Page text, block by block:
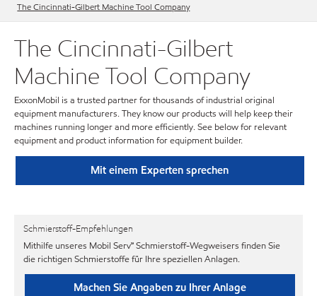
The Cincinnati-Gilbert Machine Tool Company
The Cincinnati-Gilbert
Machine Tool Company
ExxonMobil is a trusted partner for thousands of industrial original
equipment manufacturers. They know our products will help keep their
machines running longer and more efficiently. See below for relevant
equipment and product information for equipment builder.
Mit einem Experten sprechen
Schmierstoff-Empfehlungen
Mithilfe unseres Mobil Serv℠ Schmierstoff-Wegweisers finden Sie
die richtigen Schmierstoffe für Ihre speziellen Anlagen.
Machen Sie Angaben zu Ihrer Anlage